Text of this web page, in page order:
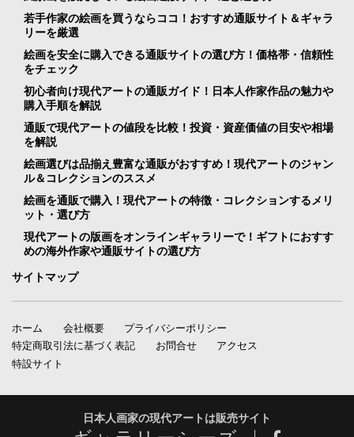
若手作家の絵画を買うならココ！おすすめ通販サイト＆ギャラ
リーを厳選
絵画を安全に購入できる通販サイトの選び方！価格帯・信頼性
をチェック
初心者向け現代アートの通販ガイド！日本人作家作品の魅力や
購入手順を解説
通販で現代アートの値段を比較！投資・資産価値の目安や相場
を解説
絵画選びは品揃え豊富な通販がおすすめ！現代アートのジャン
ル＆コレクションのススメ
絵画を通販で購入！現代アートの特徴・コレクションするメリ
ット・選び方
現代アートの版画をオンラインギャラリーで！ギフトにおすす
めの海外作家や通販サイトの選び方
サイトマップ
ホーム 会社概要
プライバシーポリシー
特定商取引法に基づく表記
お問合せ
アクセス
特設サイト
日本人画家の現代アートは販売サイト